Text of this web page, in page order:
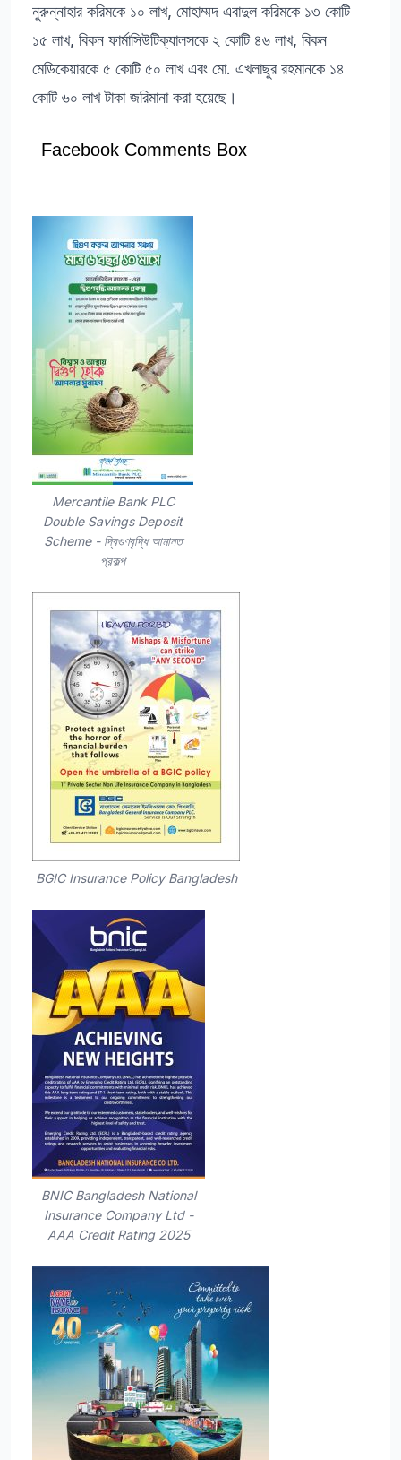
নুরুন্নাহার করিমকে ১০ লাখ, মোহাম্মদ এবাদুল করিমকে ১৩ কোটি
১৫ লাখ, বিকন ফার্মাসিউটিক্যালসকে ২ কোটি ৪৬ লাখ, বিকন
মেডিকেয়ারকে ৫ কোটি ৫০ লাখ এবং মো. এখলাছুর রহমানকে ১৪
কোটি ৬০ লাখ টাকা জরিমানা করা হয়েছে।
Facebook Comments Box
Mercantile Bank PLC
Double Savings Deposit
Scheme - দ্বিগুণবৃদ্ধি আমানত
প্রকল্প
BGIC Insurance Policy Bangladesh
BNIC Bangladesh National
Insurance Company Ltd -
AAA Credit Rating 2025